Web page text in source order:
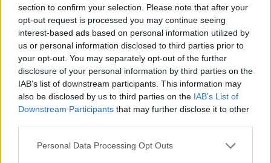
section to confirm your selection. Please note that after your
opt-out request is processed you may continue seeing
interest-based ads based on personal information utilized by
us or personal information disclosed to third parties prior to
your opt-out. You may separately opt-out of the further
disclosure of your personal information by third parties on the
IAB’s list of downstream participants. This information may
also be disclosed by us to third parties on the IAB’s List of
Downstream Participants that may further disclose it to other
Personal Data Processing Opt Outs
Ražotāji spiesti piekāpties – visā
Eiropā mainās preču remonta un
garantijas noteikumi
PRIVĀTĀ DZĪVE